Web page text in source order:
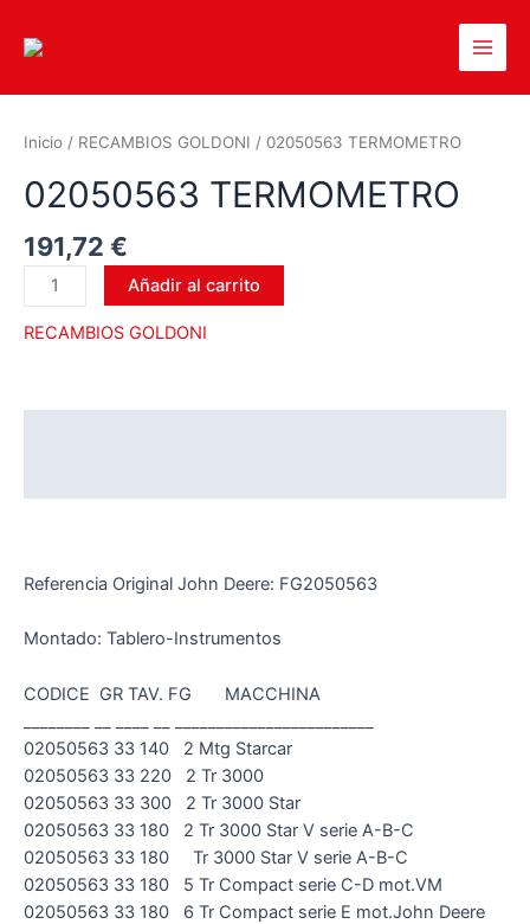
Inicio / RECAMBIOS GOLDONI / 02050563 TERMOMETRO
02050563 TERMOMETRO
191,72 €
Añadir al carrito
RECAMBIOS GOLDONI
Referencia Original John Deere: FG2050563
Montado: Tablero-Instrumentos
CODICE GR TAV. FG MACCHINA
02050563 33 140 2 Mtg Starcar
02050563 33 220 2 Tr 3000
02050563 33 300 2 Tr 3000 Star
02050563 33 180 2 Tr 3000 Star V serie A-B-C
02050563 33 180 Tr 3000 Star V serie A-B-C
02050563 33 180 5 Tr Compact serie C-D mot.VM
02050563 33 180 6 Tr Compact serie E mot.John Deere